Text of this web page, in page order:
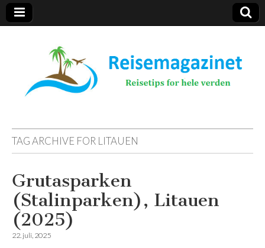
Reisemagazinet
TAG ARCHIVE FOR LITAUEN
Grutasparken
(Stalinparken), Litauen
(2025)
22. juli, 2025